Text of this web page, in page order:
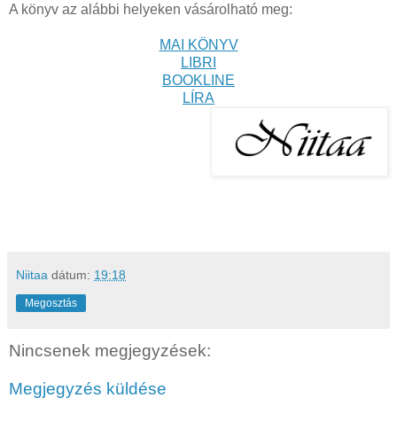
A könyv az alábbi helyeken vásárolható meg:
MAI KÖNYV
LIBRI
BOOKLINE
LÍRA
Niitaa dátum: 19:18
Megosztás
Nincsenek megjegyzések:
Megjegyzés küldése